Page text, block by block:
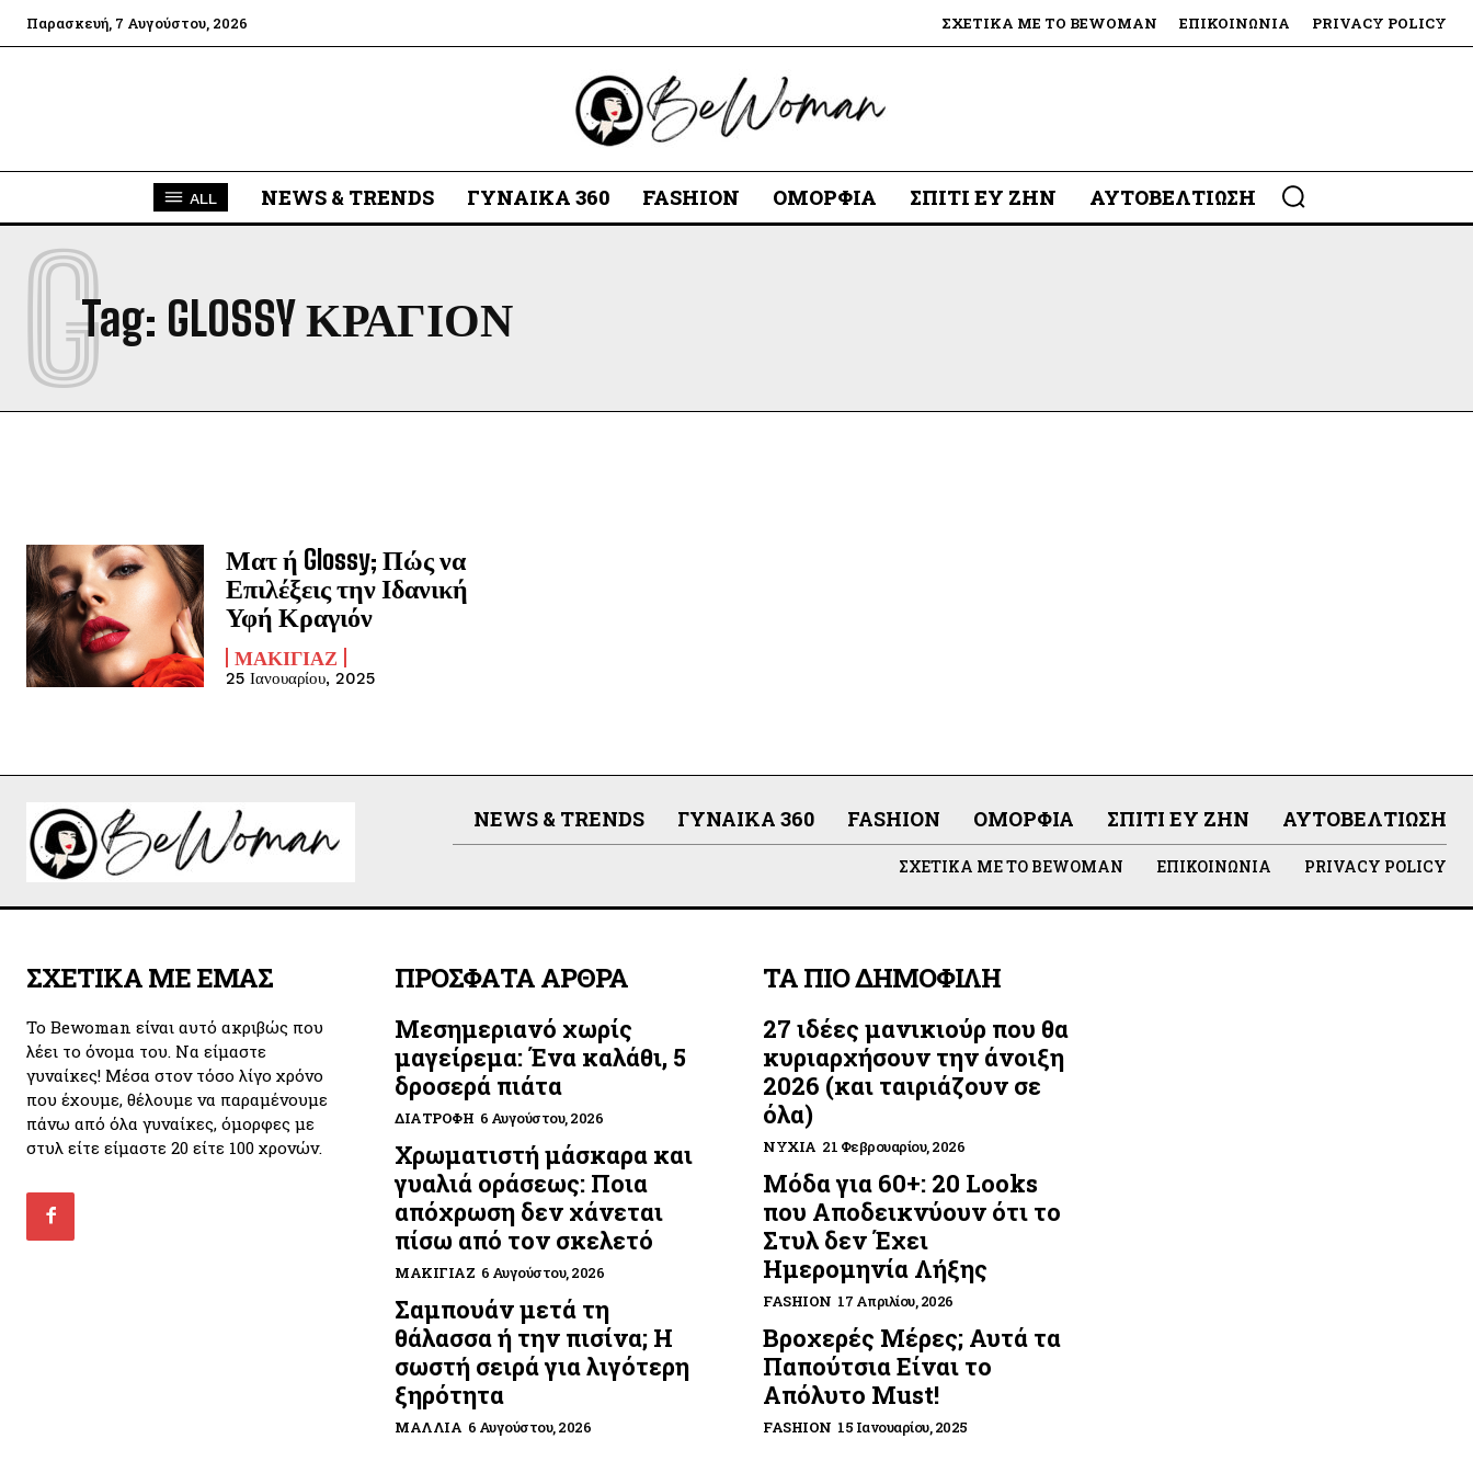
Παρασκευή, 7 Αυγούστου, 2026 ΣΧΕΤΙΚΆ ΜΕ ΤΟ BEWOMAN ΕΠΙΚΟΙΝΩΝΊΑ PRIVACY POLICY
ALL NEWS & TRENDS ΓΥΝΑΊΚΑ 360 FASHION ΟΜΟΡΦΙΆ ΣΠΊΤΙ ΕΥ ΖΗΝ ΑΥΤΟΒΕΛΤΊΩΣΗ
Tag: GLOSSY ΚΡΑΓΙΟΝ
G
Ματ ή Glossy; Πώς να
Επιλέξεις την Ιδανική
Υφή Κραγιόν
ΜΑΚΙΓΙΆΖ
25 Ιανουαρίου, 2025
NEWS & TRENDS ΓΥΝΑΊΚΑ 360 FASHION ΟΜΟΡΦΙΆ ΣΠΊΤΙ ΕΥ ΖΗΝ ΑΥΤΟΒΕΛΤΊΩΣΗ
ΣΧΕΤΙΚΆ ΜΕ ΤΟ BEWOMAN ΕΠΙΚΟΙΝΩΝΊΑ PRIVACY POLICY
ΣΧΕΤΙΚΑ ΜΕ ΕΜΑΣ
Το Bewoman είναι αυτό ακριβώς που
λέει το όνομα του. Να είμαστε
γυναίκες! Μέσα στον τόσο λίγο χρόνο
που έχουμε, θέλουμε να παραμένουμε
πάνω από όλα γυναίκες, όμορφες με
στυλ είτε είμαστε 20 είτε 100 χρονών.
ΠΡΟΣΦΑΤΑ ΑΡΘΡΑ
Μεσημεριανό χωρίς
μαγείρεμα: Ένα καλάθι, 5
δροσερά πιάτα
ΔΙΑΤΡΟΦΉ 6 Αυγούστου, 2026
Χρωματιστή μάσκαρα και
γυαλιά οράσεως: Ποια
απόχρωση δεν χάνεται
πίσω από τον σκελετό
ΜΑΚΙΓΙΆΖ 6 Αυγούστου, 2026
Σαμπουάν μετά τη
θάλασσα ή την πισίνα; Η
σωστή σειρά για λιγότερη
ξηρότητα
ΜΑΛΛΙΆ 6 Αυγούστου, 2026
ΤΑ ΠΙΟ ΔΗΜΟΦΙΛΗ
27 ιδέες μανικιούρ που θα
κυριαρχήσουν την άνοιξη
2026 (και ταιριάζουν σε
όλα)
ΝΎΧΙΑ 21 Φεβρουαρίου, 2026
Μόδα για 60+: 20 Looks
που Αποδεικνύουν ότι το
Στυλ δεν Έχει
Ημερομηνία Λήξης
FASHION 17 Απριλίου, 2026
Βροχερές Μέρες; Αυτά τα
Παπούτσια Είναι το
Απόλυτο Must!
FASHION 15 Ιανουαρίου, 2025